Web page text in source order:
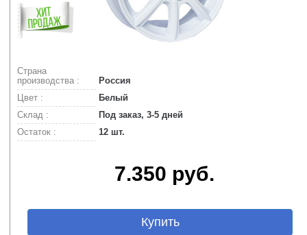
Страна
производства :
Россия
Цвет :
Белый
Склад :
Под заказ, 3-5 дней
Остаток :
12 шт.
7.350 руб.
Купить